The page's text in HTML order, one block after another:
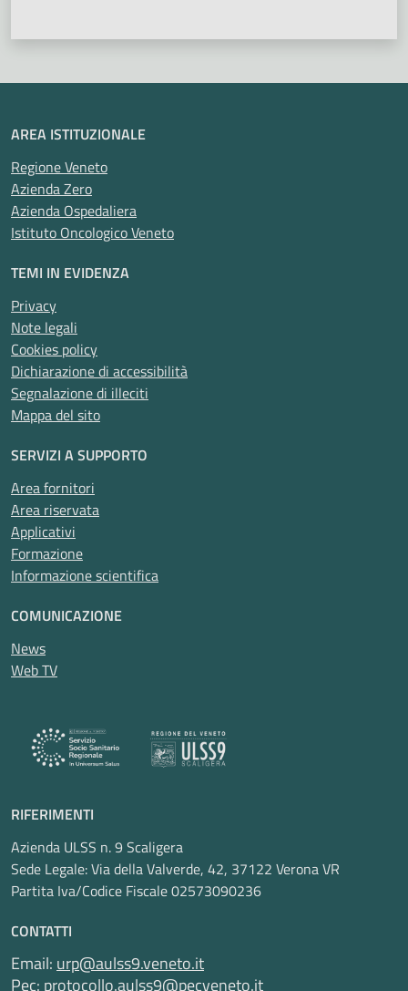
AREA ISTITUZIONALE
Regione Veneto
Azienda Zero
Azienda Ospedaliera
Istituto Oncologico Veneto
TEMI IN EVIDENZA
Privacy
Note legali
Cookies policy
Dichiarazione di accessibilità
Segnalazione di illeciti
Mappa del sito
SERVIZI A SUPPORTO
Area fornitori
Area riservata
Applicativi
Formazione
Informazione scientifica
COMUNICAZIONE
News
Web TV
RIFERIMENTI
Azienda ULSS n. 9 Scaligera
Sede Legale: Via della Valverde, 42, 37122 Verona VR
Partita Iva/Codice Fiscale 02573090236
CONTATTI
Email: urp@aulss9.veneto.it
Pec: protocollo.aulss9@pecveneto.it